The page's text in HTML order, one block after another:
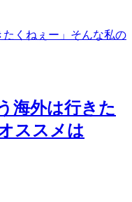
くねぇー」そんな私の
海外は行きた
ススメは